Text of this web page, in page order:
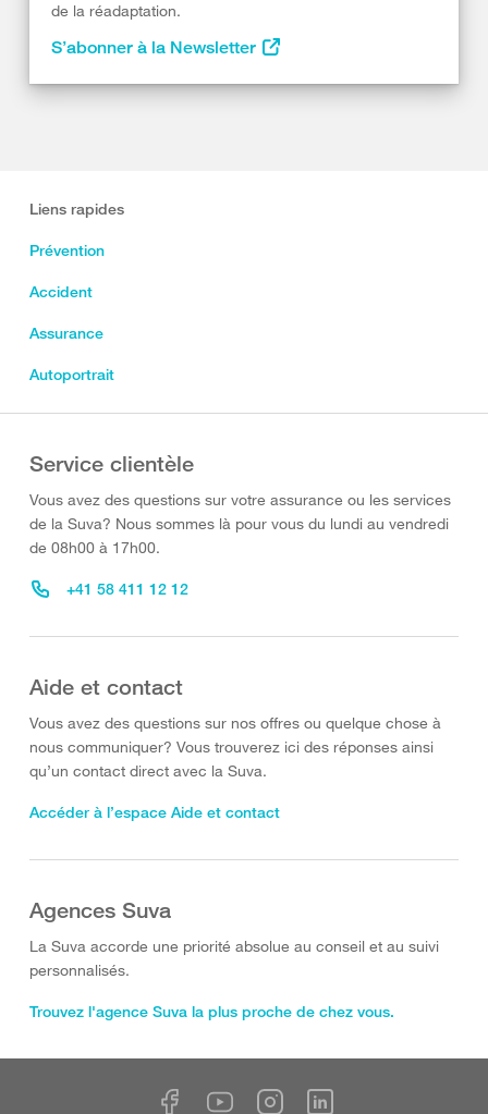
de la réadaptation.
S’abonner à la Newsletter
Liens rapides
Prévention
Accident
Assurance
Autoportrait
Service clientèle
Vous avez des questions sur votre assurance ou les services
de la Suva? Nous sommes là pour vous du lundi au vendredi
de 08h00 à 17h00.
+41 58 411 12 12
Aide et contact
Vous avez des questions sur nos offres ou quelque chose à
nous communiquer? Vous trouverez ici des réponses ainsi
qu’un contact direct avec la Suva.
Accéder à l’espace Aide et contact
Agences Suva
La Suva accorde une priorité absolue au conseil et au suivi
personnalisés.
Trouvez l'agence Suva la plus proche de chez vous.